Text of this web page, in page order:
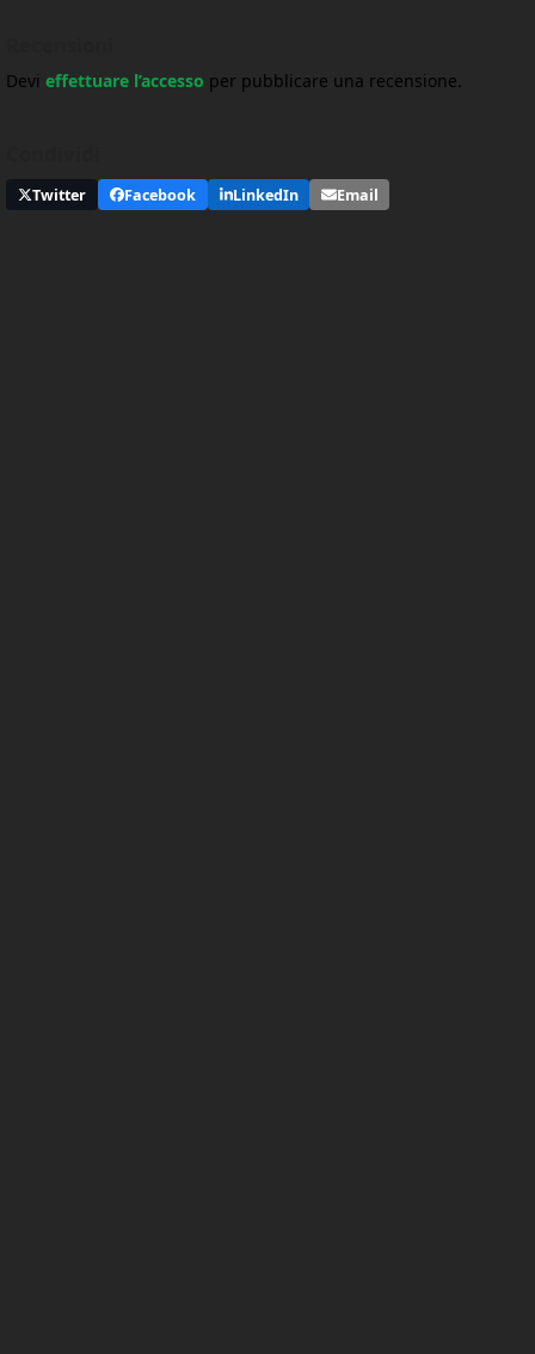
Devi effettuare l’accesso per pubblicare una recensione.
Twitter Facebook LinkedIn Email